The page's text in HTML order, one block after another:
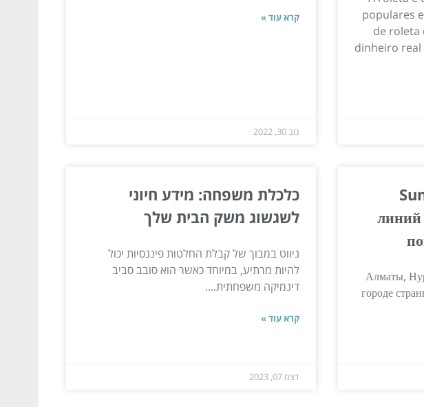
populares
de roleta
dinheiro real
קרא עוד »
נוב 30, 2022
линий
Алматы,
городе
כלכלת משפחה: מידע חיוני
לשגשוג משק הבית שלך
ניווט במבוך של קבלת החלטות פיננסיות יכול
להיות מרתיע, במיוחד כאשר הוא סובב סביב
דינמיקה משפחתית....
קרא עוד »
דצמ 07, 2023